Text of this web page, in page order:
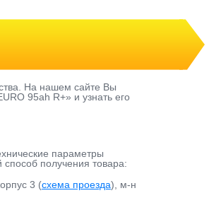
На нашем сайте Вы
95ah R+» и узнать его
параметры
получения товара:
3 (схема проезда), м-н